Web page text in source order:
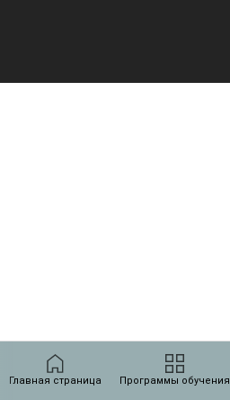
Главная страница Программы обучения